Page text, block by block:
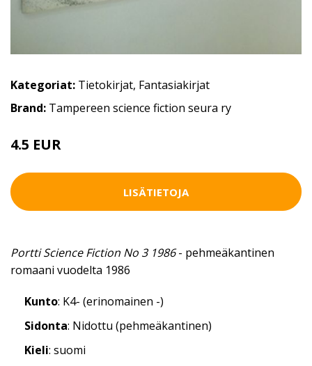
Kategoriat: Tietokirjat, Fantasiakirjat
Brand: Tampereen science fiction seura ry
4.5 EUR
LISÄTIETOJA
Portti Science Fiction No 3 1986- pehmeäkantinen
romaani vuodelta 1986
Kunto: K4- (erinomainen -)
Sidonta: Nidottu (pehmeäkantinen)
Kieli: suomi